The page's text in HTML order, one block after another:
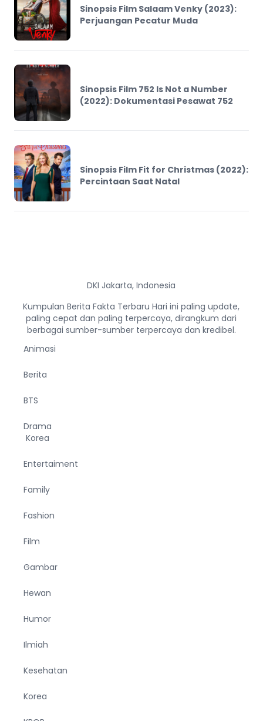
Sinopsis Film Salaam Venky (2023):
Perjuangan Pecatur Muda
Sinopsis Film 752 Is Not a Number
(2022): Dokumentasi Pesawat 752
Sinopsis Film Fit for Christmas (2022):
Percintaan Saat Natal
DKI Jakarta, Indonesia
Kumpulan Berita Fakta Terbaru Hari ini paling update,
paling cepat dan paling terpercaya, dirangkum dari
berbagai sumber-sumber terpercaya dan kredibel.
Animasi
Berita
BTS
Drama
Korea
Entertaiment
Family
Fashion
Film
Gambar
Hewan
Humor
Ilmiah
Kesehatan
Korea